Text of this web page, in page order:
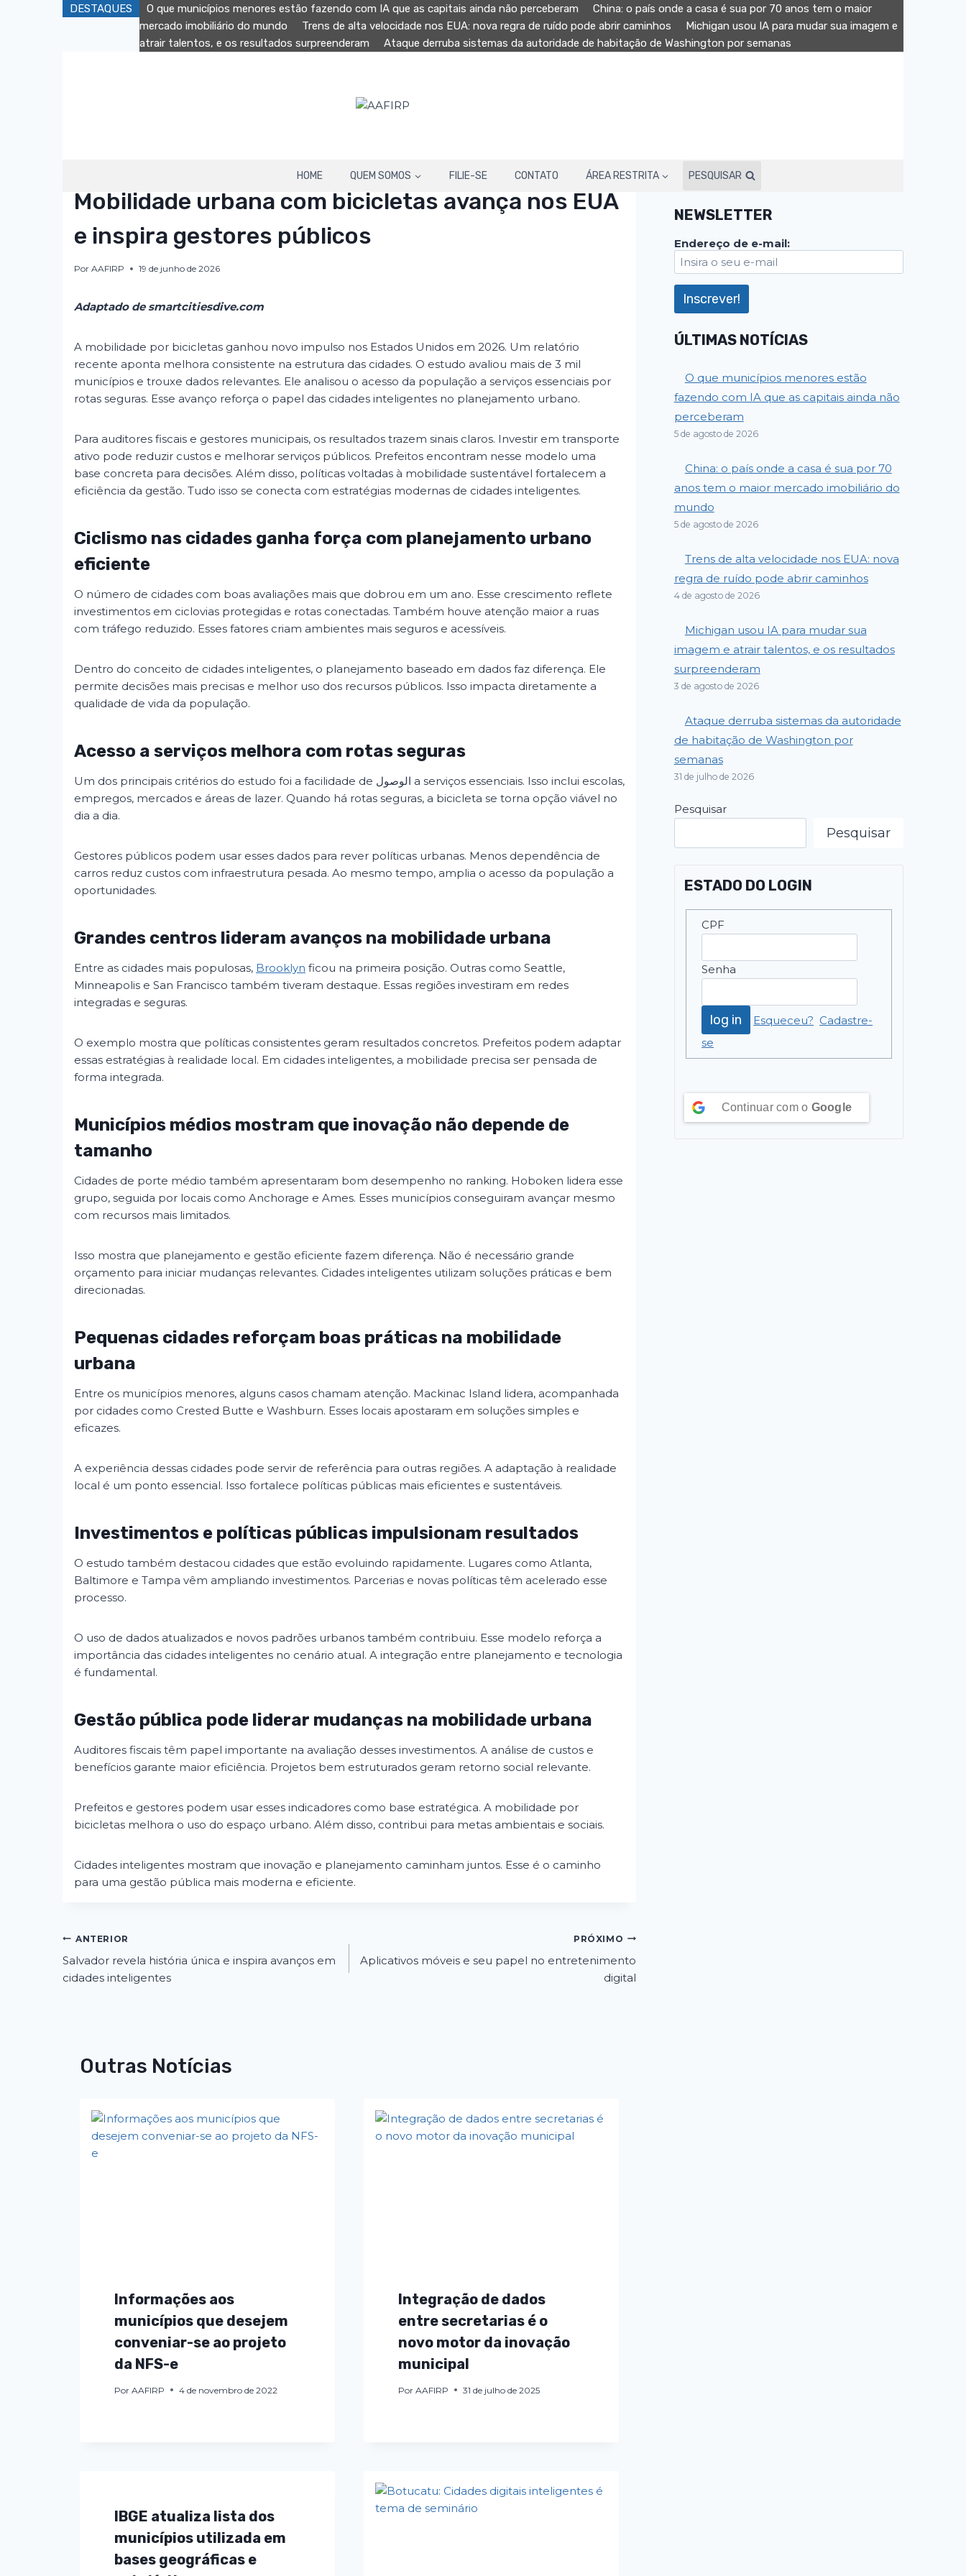
DESTAQUES O que municípios menores estão fazendo com IA que as capitais ainda não perceberam
China: o país onde a casa é sua por 70 anos tem o maior
mercado imobiliário do mundo
Trens de alta velocidade nos EUA: nova regra de ruído pode abrir caminhos
Michigan usou IA para mudar sua imagem e
atrair talentos, e os resultados surpreenderam
Ataque derruba sistemas da autoridade de habitação de Washington por semanas
HOME QUEM SOMOS FILIE-SE CONTATO ÁREA RESTRITA PESQUISAR
Mobilidade urbana com bicicletas avança nos EUA
e inspira gestores públicos
Por AAFIRP 19 de junho de 2026
Adaptado de smartcitiesdive.com
A mobilidade por bicicletas ganhou novo impulso nos Estados Unidos em 2026. Um relatório
recente aponta melhora consistente na estrutura das cidades. O estudo avaliou mais de 3 mil
municípios e trouxe dados relevantes. Ele analisou o acesso da população a serviços essenciais por
rotas seguras. Esse avanço reforça o papel das cidades inteligentes no planejamento urbano.
Para auditores fiscais e gestores municipais, os resultados trazem sinais claros. Investir em transporte
ativo pode reduzir custos e melhorar serviços públicos. Prefeitos encontram nesse modelo uma
base concreta para decisões. Além disso, políticas voltadas à mobilidade sustentável fortalecem a
eficiência da gestão. Tudo isso se conecta com estratégias modernas de cidades inteligentes.
Ciclismo nas cidades ganha força com planejamento urbano
eficiente
O número de cidades com boas avaliações mais que dobrou em um ano. Esse crescimento reflete
investimentos em ciclovias protegidas e rotas conectadas. Também houve atenção maior a ruas
com tráfego reduzido. Esses fatores criam ambientes mais seguros e acessíveis.
Dentro do conceito de cidades inteligentes, o planejamento baseado em dados faz diferença. Ele
permite decisões mais precisas e melhor uso dos recursos públicos. Isso impacta diretamente a
qualidade de vida da população.
Acesso a serviços melhora com rotas seguras
Um dos principais critérios do estudo foi a facilidade de الوصول a serviços essenciais. Isso inclui escolas,
empregos, mercados e áreas de lazer. Quando há rotas seguras, a bicicleta se torna opção viável no
dia a dia.
Gestores públicos podem usar esses dados para rever políticas urbanas. Menos dependência de
carros reduz custos com infraestrutura pesada. Ao mesmo tempo, amplia o acesso da população a
oportunidades.
Grandes centros lideram avanços na mobilidade urbana
Entre as cidades mais populosas, Brooklyn ficou na primeira posição. Outras como Seattle,
Minneapolis e San Francisco também tiveram destaque. Essas regiões investiram em redes
integradas e seguras.
O exemplo mostra que políticas consistentes geram resultados concretos. Prefeitos podem adaptar
essas estratégias à realidade local. Em cidades inteligentes, a mobilidade precisa ser pensada de
forma integrada.
Municípios médios mostram que inovação não depende de
tamanho
Cidades de porte médio também apresentaram bom desempenho no ranking. Hoboken lidera esse
grupo, seguida por locais como Anchorage e Ames. Esses municípios conseguiram avançar mesmo
com recursos mais limitados.
Isso mostra que planejamento e gestão eficiente fazem diferença. Não é necessário grande
orçamento para iniciar mudanças relevantes. Cidades inteligentes utilizam soluções práticas e bem
direcionadas.
Pequenas cidades reforçam boas práticas na mobilidade
urbana
Entre os municípios menores, alguns casos chamam atenção. Mackinac Island lidera, acompanhada
por cidades como Crested Butte e Washburn. Esses locais apostaram em soluções simples e
eficazes.
A experiência dessas cidades pode servir de referência para outras regiões. A adaptação à realidade
local é um ponto essencial. Isso fortalece políticas públicas mais eficientes e sustentáveis.
Investimentos e políticas públicas impulsionam resultados
O estudo também destacou cidades que estão evoluindo rapidamente. Lugares como Atlanta,
Baltimore e Tampa vêm ampliando investimentos. Parcerias e novas políticas têm acelerado esse
processo.
O uso de dados atualizados e novos padrões urbanos também contribuiu. Esse modelo reforça a
importância das cidades inteligentes no cenário atual. A integração entre planejamento e tecnologia
é fundamental.
Gestão pública pode liderar mudanças na mobilidade urbana
Auditores fiscais têm papel importante na avaliação desses investimentos. A análise de custos e
benefícios garante maior eficiência. Projetos bem estruturados geram retorno social relevante.
Prefeitos e gestores podem usar esses indicadores como base estratégica. A mobilidade por
bicicletas melhora o uso do espaço urbano. Além disso, contribui para metas ambientais e sociais.
Cidades inteligentes mostram que inovação e planejamento caminham juntos. Esse é o caminho
para uma gestão pública mais moderna e eficiente.
ANTERIOR
Salvador revela história única e inspira avanços em
cidades inteligentes
PRÓXIMO
Aplicativos móveis e seu papel no entretenimento
digital
Outras Notícias
Informações aos
municípios que desejem
conveniar-se ao projeto
da NFS-e
Por AAFIRP 4 de novembro de 2022
Integração de dados
entre secretarias é o
novo motor da inovação
municipal
Por AAFIRP 31 de julho de 2025
IBGE atualiza lista dos
municípios utilizada em
bases geográficas e
NEWSLETTER
Endereço de e-mail:
ÚLTIMAS NOTÍCIAS
O que municípios menores estão
fazendo com IA que as capitais ainda não
perceberam
5 de agosto de 2026
China: o país onde a casa é sua por 70
anos tem o maior mercado imobiliário do
mundo
5 de agosto de 2026
Trens de alta velocidade nos EUA: nova
regra de ruído pode abrir caminhos
4 de agosto de 2026
Michigan usou IA para mudar sua
imagem e atrair talentos, e os resultados
surpreenderam
3 de agosto de 2026
Ataque derruba sistemas da autoridade
de habitação de Washington por
semanas
31 de julho de 2026
Pesquisar
Pesquisar
ESTADO DO LOGIN
CPF
Senha
Esqueceu? Cadastre-
se
Continuar com o Google